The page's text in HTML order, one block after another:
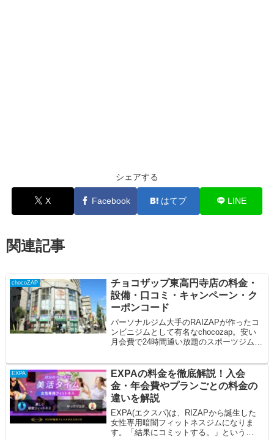
シェアする
X Facebook はてブ LINE
関連記事
chocoZAP
チョコザップ東高円寺店の料金・
設備・口コミ・キャンペーン・ク
ーポンコード
パーソナルジム大手のRAIZAPが作ったコ
ンビニジムとして有名なchocozap。安い
月会費で24時間通い放題のスポーツジムで
EXPA
EXPAの料金を徹底解説！入会
金・年会費やプランごとの料金の
違いを解説
EXPA(エクスパ)は、RIZAPから誕生した
女性専用暗闇フィットネスジムになりま
す。「結果にコミットする。」という